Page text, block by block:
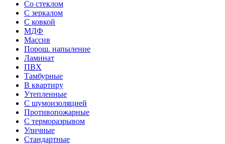
Со стеклом
С зеркалом
С ковкой
МДФ
Массив
Порош. напыление
Ламинат
ПВХ
Тамбурные
В квартиру
Утепленные
С шумоизоляцией
Противопожарные
С терморазрывом
Уличные
Стандартные